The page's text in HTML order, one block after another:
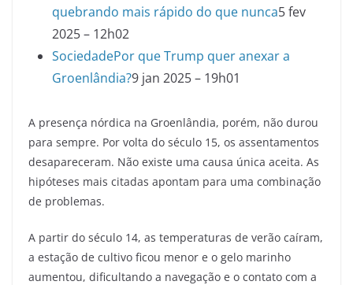
quebrando mais rápido do que nunca5 fev
2025 – 12h02
SociedadePor que Trump quer anexar a
Groenlândia?9 jan 2025 – 19h01
A presença nórdica na Groenlândia, porém, não durou
para sempre. Por volta do século 15, os assentamentos
desapareceram. Não existe uma causa única aceita. As
hipóteses mais citadas apontam para uma combinação
de problemas.
A partir do século 14, as temperaturas de verão caíram,
a estação de cultivo ficou menor e o gelo marinho
aumentou, dificultando a navegação e o contato com a